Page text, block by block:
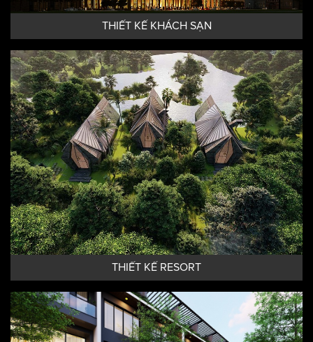
THIẾT KẾ KHÁCH SẠN
THIẾT KẾ RESORT